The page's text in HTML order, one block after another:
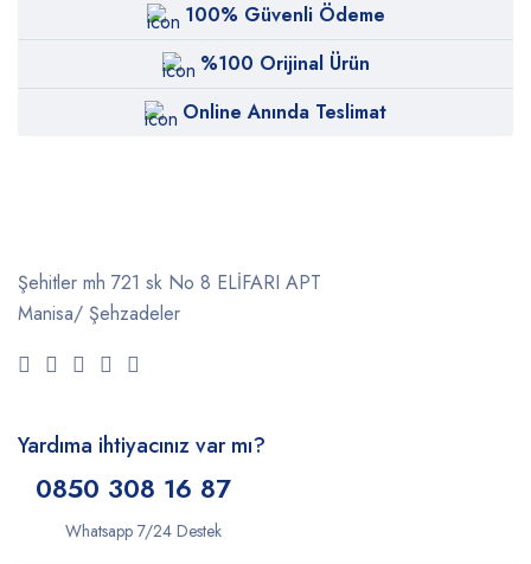
100% Güvenli Ödeme
%100 Orijinal Ürün
Online Anında Teslimat
Şehitler mh 721 sk No 8 ELİFARI APT
Manisa/ Şehzadeler
Yardıma ihtiyacınız var mı?
0850 308 16 87
Whatsapp 7/24 Destek